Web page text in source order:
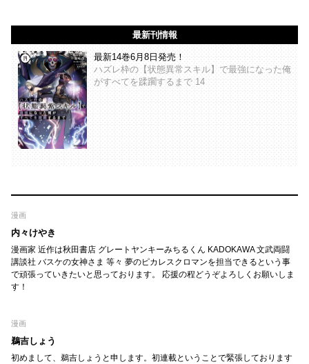
最新刊情報
最新14巻6月8日発売！
ハズレ枠の【状態異常スキル】で最強になった俺
がすべてを蹂躙するまで 14
漫画
内々けやき
漫画家 近作は秋田書店 グレートヤンキーみちるくん KADOKAWA 文武両闘
講談社 バスケの女神さま 等々 夢のピカレスクロマンを担当できるという事
で頑張っていきたいと思っております。 応援の程どうぞよろしくお願いしま
す！
漫画
鵜吉しょう
初めまして、鵜吉しょうと申します。初連載ということで緊張しております